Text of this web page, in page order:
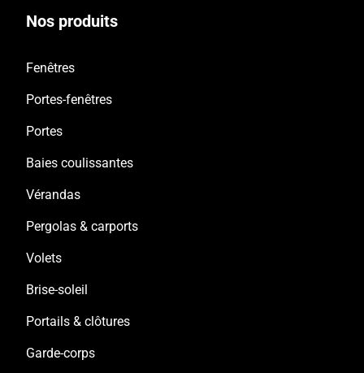
Nos produits
Fenêtres
Portes-fenêtres
Portes
Baies coulissantes
Vérandas
Pergolas & carports
Volets
Brise-soleil
Portails & clôtures
Garde-corps